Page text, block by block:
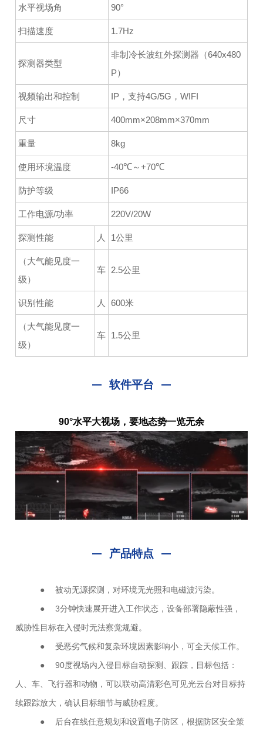
水平视场角 90°
扫描速度 1.7Hz
探测器类型
非制冷长波红外探测器（640x480
P）
视频输出和控制 IP，支持4G/5G，WIFI
尺寸 400mm×208mm×370mm
重量 8kg
使用环境温度 -40℃～+70℃
防护等级 IP66
工作电源/功率 220V/20W
探测性能 人 1公里
（大气能见度一
级）
车 2.5公里
识别性能 人 600米
（大气能见度一
级）
车 1.5公里
软件平台
90°水平大视场，要地态势一览无余
产品特点
● 被动无源探测，对环境无光照和电磁波污染。
● 3分钟快速展开进入工作状态，设备部署隐蔽性强，
威胁性目标在入侵时无法察觉规避。
● 受恶劣气候和复杂环境因素影响小，可全天候工作。
● 90度视场内入侵目标自动探测、跟踪，目标包括：
人、车、飞行器和动物，可以联动高清彩色可见光云台对目标持
续跟踪放大，确认目标细节与威胁程度。
● 后台在线任意规划和设置电子防区，根据防区安全策